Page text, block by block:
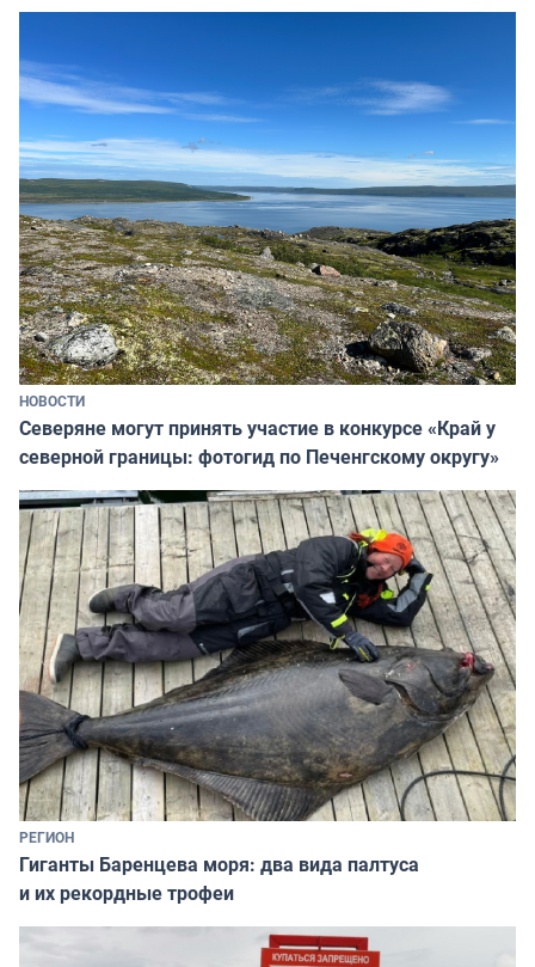
НОВОСТИ
Северяне могут принять участие в конкурсе «Край у
северной границы: фотогид по Печенгскому округу»
РЕГИОН
Гиганты Баренцева моря: два вида палтуса
и их рекордные трофеи